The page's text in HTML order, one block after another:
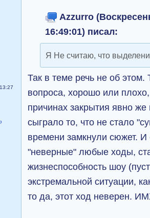
Azzurro
16:49:01) писал:
Я Не считаю, что
Так в теме речь не об этом.
вопроса, хорошо или
причинах закрытия явно
сыграло то, что не стало
времени замкнули сюжет. И
"неверные" любые ходы,
жизнеспособность шоу
экстремальной ситуации,
то да, этот ход неверен.